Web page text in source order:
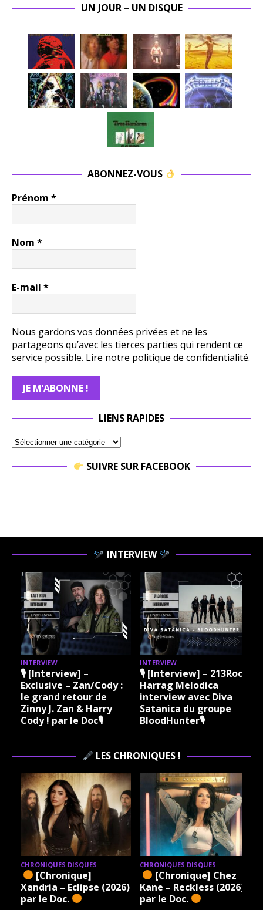
UN JOUR – UN DISQUE
ABONNEZ-VOUS
Prénom *
Nom *
E-mail *
Nous gardons vos données privées et ne les
partageons qu’avec les tierces parties qui rendent ce
service possible. Lire notre politique de confidentialité.
LIENS RAPIDES
SUIVRE SUR FACEBOOK
INTERVIEW
INTERVIEW
🎙 [Interview] –
Exclusive – Zan/Cody :
le grand retour de
Zinny J. Zan & Harry
Cody ! par le Doc🎙
INTERVIEW
🎙 [Interview] – 213Rock
Harrag Melodica
interview avec Diva
Satanica du groupe
BloodHunter🎙
LES CHRONIQUES !
CHRONIQUES DISQUES
[Chronique]
Xandria – Eclipse (2026)
par le Doc.
CHRONIQUES DISQUES
[Chronique] Chez
Kane – Reckless (2026)
par le Doc.